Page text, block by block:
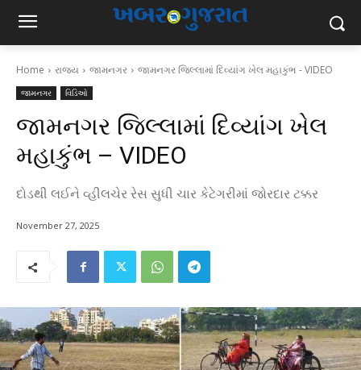
Home રાજ્ય જામનગર જામનગર જિલ્લામાં દિવ્યાંગ ખેલ મહાકુંભ - VIDEO
જામનગર વિડિઓ
જામનગર જિલ્લામાં દિવ્યાંગ ખેલ
મહાકુંભ – VIDEO
દોડથી લઈને વ્હીલચેર રેસ સુધી ચાર કેટેગરીમાં જોરદાર ટક્કર
November 27, 2025